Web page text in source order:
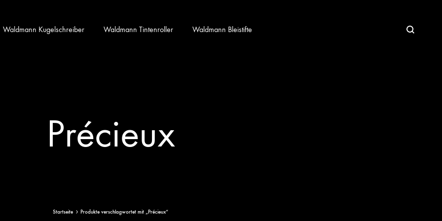
Waldmann Kugelschreiber Waldmann Tintenroller Waldmann Bleistifte
Précieux
Startseite Produkte verschlagwortet mit „Précieux“